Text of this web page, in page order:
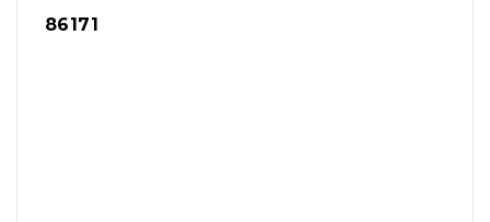
86171